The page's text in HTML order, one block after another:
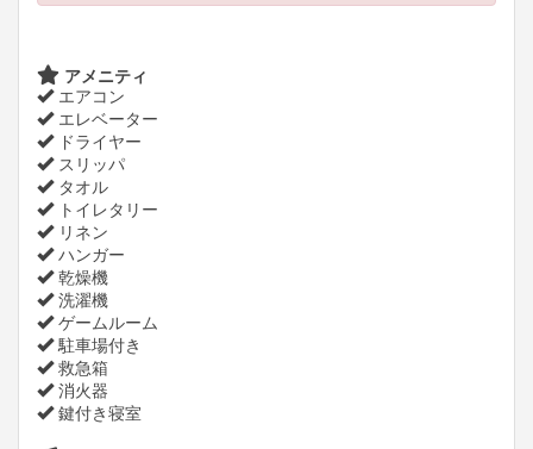
アメニティ
エアコン
エレベーター
ドライヤー
スリッパ
タオル
トイレタリー
リネン
ハンガー
乾燥機
洗濯機
ゲームルーム
駐車場付き
救急箱
消火器
鍵付き寝室